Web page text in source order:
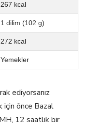
267 kcal
1 dilim (102 g)
272 kcal
Yemekler
ediyorsanız
için önce Bazal
12 saatlik bir